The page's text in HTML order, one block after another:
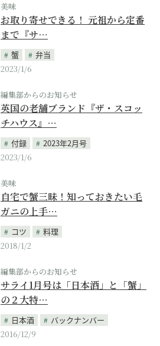
美味
お取り寄せできる！ 元祖から定番
まで『サ…
蟹
弁当
2023/1/6
編集部からのお知らせ
英国の老舗ブランド『ザ・スコッ
チハウス』…
付録
2023年2月号
2023/1/6
美味
自宅で蟹三昧！知っておきたい毛
ガニの上手…
コツ
料理
2018/1/2
編集部からのお知らせ
サライ1月号は「日本酒」と「蟹」
の２大特…
日本酒
バックナンバー
2016/12/9